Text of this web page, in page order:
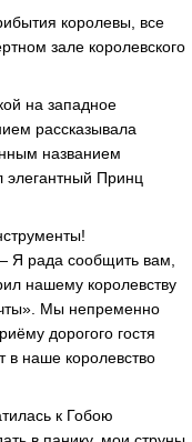
королевы, все
зале королевского
на западное
рассказывала
названием
элегантный Принц
Я рада сообщить вам,
нашему королевству
Мы непременно
дорогого гостя
в наше королевство
к Гобою